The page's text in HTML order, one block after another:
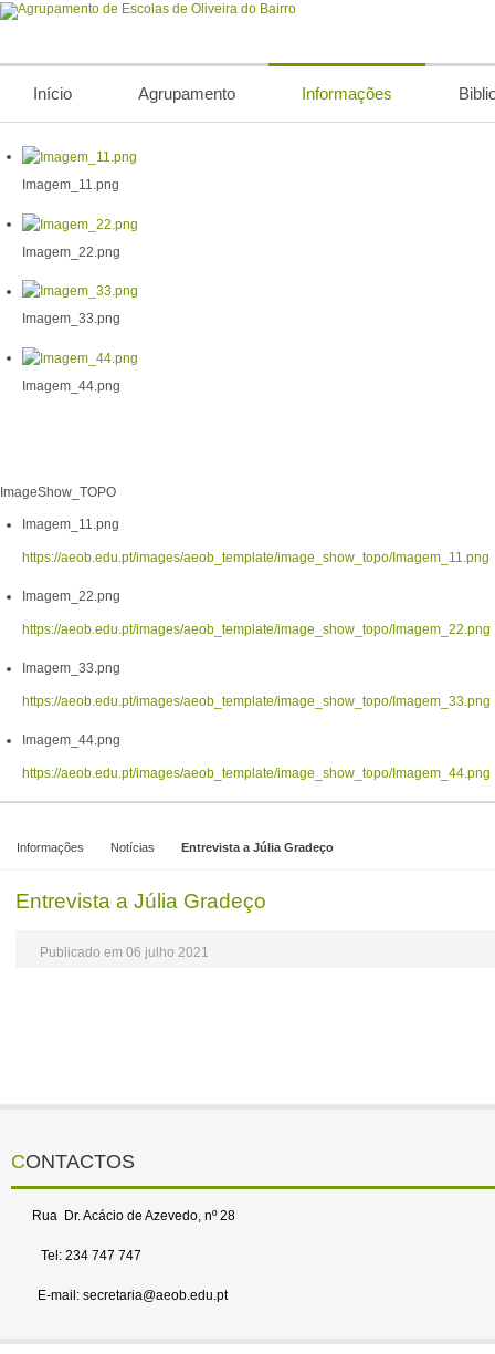
Início Agrupamento Informações
Imagem_11.png
Imagem_22.png
Imagem_33.png
Imagem_44.png
ImageShow_TOPO
Imagem_11.png
https://aeob.edu.pt/images/aeob_template/image_show_topo/Imagem_11.png
Imagem_22.png
https://aeob.edu.pt/images/aeob_template/image_show_topo/Imagem_22.png
Imagem_33.png
https://aeob.edu.pt/images/aeob_template/image_show_topo/Imagem_33.png
Imagem_44.png
https://aeob.edu.pt/images/aeob_template/image_show_topo/Imagem_44.png
Informações Notícias Entrevista a Júlia Gradeço
Entrevista a Júlia Gradeço
Publicado em 06 julho 2021
CONTACTOS
Rua Dr. Acácio de Azevedo, nº 28
Tel: 234 747 747
E-mail: secretaria@aeob.edu.pt